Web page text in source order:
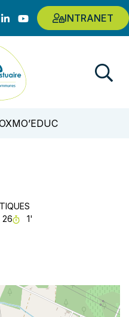
le compte Facebook
vers le compte Instagram
Lien vers le compte Linkedin
Lien vers la chaîne Youtube
INTRANET
de communes de
26 TEMPS DE LECTURE
1'